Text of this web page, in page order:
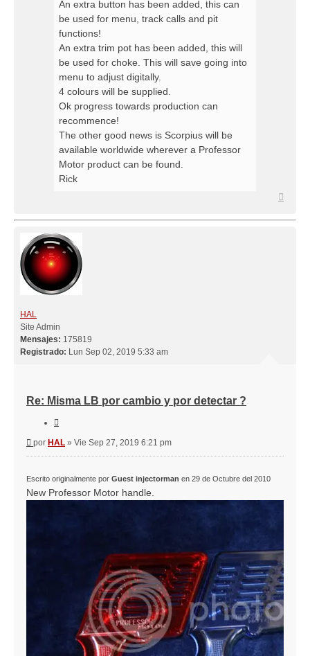
An extra button has been added, this can
be used for menu, track calls and pit
functions!
An extra trim pot has been added, this will
be used for choke. This will save going into
menu to adjust digitally.
4 colours will be supplied.
Ok progress towards production can
recommence!
The other good news is Scorpius will be
available worldwide wherever a Professor
Motor product can be found.
Rick
HAL
Site Admin
Mensajes: 175819
Registrado: Lun Sep 02, 2019 5:33 am
Re: Misma LB por cambio y por detectar ?
Mensaje
por HAL » Vie Sep 27, 2019 6:21 pm
Escrito originalmente por Guest injectorman en 29 de Octubre del 2010
New Professor Motor handle.